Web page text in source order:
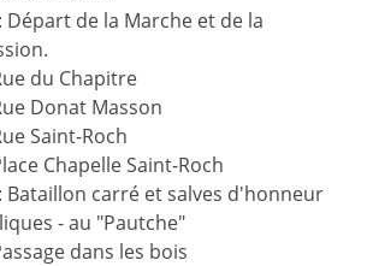
Départ de la Marche et de la
du Chapitre
Donat Masson
Saint-Roch
Chapelle Saint-Roch
Bataillon carré et salves d'honneur
- au "Pautche"
dans les bois